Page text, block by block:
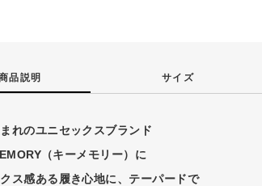
品説明 サイズ
れのユニセックスブランド
（キーメモリー）に
ス感ある履き心地に、テーパードで